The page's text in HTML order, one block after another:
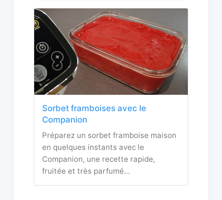
Sorbet framboises avec le
Companion
Préparez un sorbet framboise maison
en quelques instants avec le
Companion, une recette rapide,
fruitée et très parfumé…